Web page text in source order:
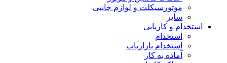
موتورسیکلت و لوازم جانبی
سایر
استخدام و کاریابی
استخدام
استخدام بازاریاب
آماده به کار